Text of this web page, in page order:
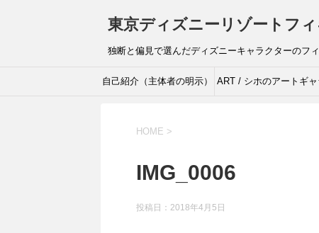
東京ディズニーリゾートフ
独断と偏見で選んだディズニーキャラクターのフ
自己紹介（主体者の明示） ART / シホのアートギャ
HOME >
IMG_0006
投稿日： 2018年4月5日